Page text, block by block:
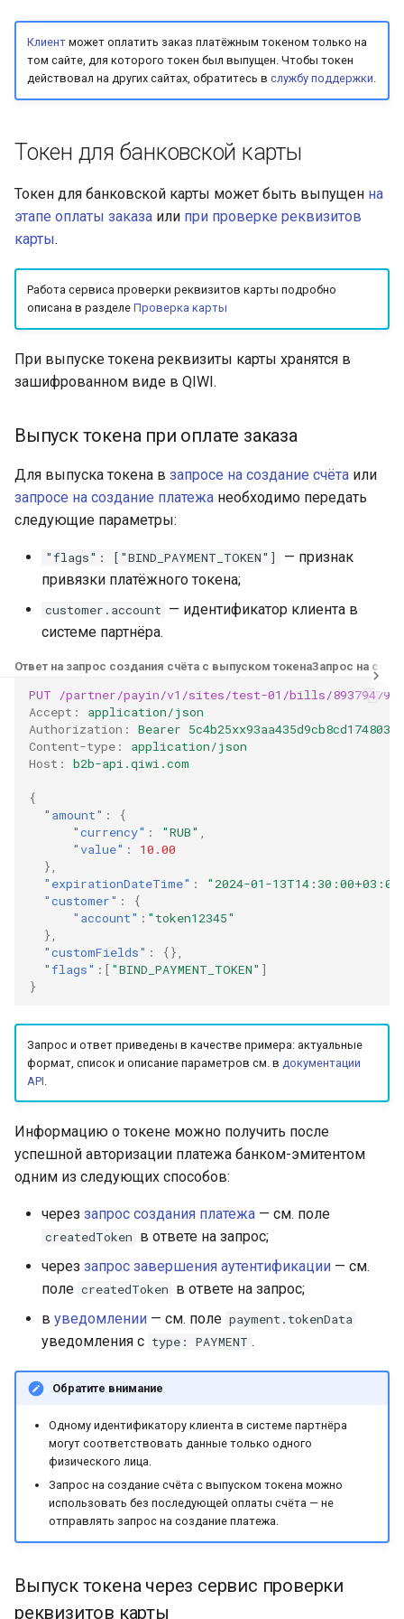
и
а
Подтверждение платежа
Получение информации
Создание QR-кода для
Получение информации
QR-коде для СБП
Оплата токеном СБП
токена
отмене или возврате
Получение информации
обо всех отменах и
Проверка карты
Статус проверки карты
Завершение
аутентификации при
Создание заказа Яндекс
Клиентможет оплатить заказ платёжным токеном только на
том сайте, для которого токен был выпущен. Чтобы токен
действовал на других сайтах, обратитесь в службу поддержки.
Токен для банковской карты
Токен для банковской карты может быть выпущен на
этапе оплаты заказа или при проверке реквизитов
карты.
Работа сервиса проверки реквизитов карты подробно
описана в разделе Проверка карты
При выпуске токена реквизиты карты хранятся в
зашифрованном виде в QIWI.
Выпуск токена при оплате заказа
Для выпуска токена в запросе на создание счёта или
запросе на создание платежа необходимо передать
следующие параметры:
"flags": ["BIND_PAYMENT_TOKEN"]
— признак
привязки платёжного токена;
customer.account — идентификатор клиента в
системе партнёра.
Ответ на запрос создания счёта с выпуском токенаЗапрос на
PUT
/partner/payin/v1/sites/test-01/bills/
Accept :
application/json
Authorization :
Bearer
Content-type :
application/json
Host : b2b-api.qiwi.com
{
"amount" :
{
"currency" : "RUB" ,
"value" :
10.00
},
"expirationDateTime" :
"2024-01-
"customer" :
{
"account" : "token12345"
},
"customFields" :
{},
"flags" :[ "BIND_PAYMENT_TOKEN" ]
}
Запрос и ответ приведены в качестве примера: актуальные
формат, список и описание параметров см. в документации
API
Информацию о токене можно получить после
успешной авторизации платежа банком-эмитентом
одним из следующих способов:
через запрос создания платежа — см. поле
createdToken в ответе на запрос;
через запрос завершения аутентификации — см.
поле createdToken в ответе на запрос;
в уведомлении — см. поле payment.tokenData
уведомления с type: PAYMENT .
Обратите внимание
Одному идентификатору клиента в системе партнёра
могут соответствовать данные только одного
физического лица.
Запрос на создание счёта с выпуском токена можно
использовать без последующей оплаты счёта — не
отправлять запрос на создание платежа.
Выпуск токена через сервис проверки
реквизитов карты